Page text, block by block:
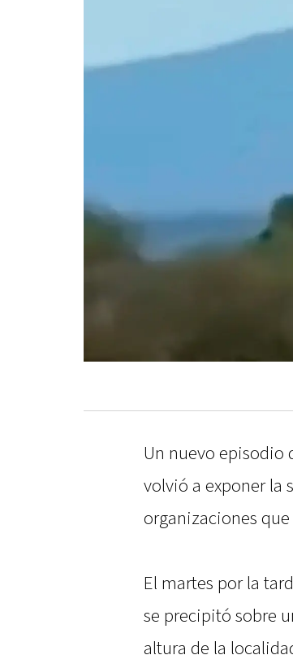
Un nuevo episodio
volvió a exponer la
organizaciones
El martes por la
se precipitó sobre
altura de la